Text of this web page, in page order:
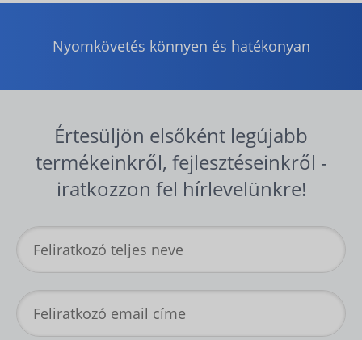
Nyomkövetés könnyen és hatékonyan
Értesüljön elsőként legújabb
termékeinkről, fejlesztéseinkről -
iratkozzon fel hírlevelünkre!